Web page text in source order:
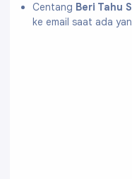
Centang Beri Tahu
ke email saat ada